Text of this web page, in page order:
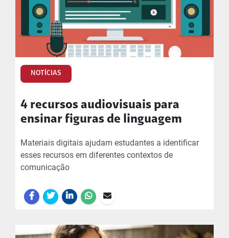
NOTÍCIAS
4 recursos audiovisuais para
ensinar figuras de linguagem
Materiais digitais ajudam estudantes a identificar
esses recursos em diferentes contextos de
comunicação